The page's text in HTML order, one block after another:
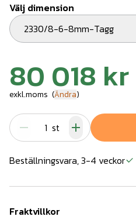
Välj dimension
2330/8-6-8mm-Tagg
80 018 kr
exkl.moms (Ändra)
st
Beställningsvara, 3-4 veckor
Fraktvillkor